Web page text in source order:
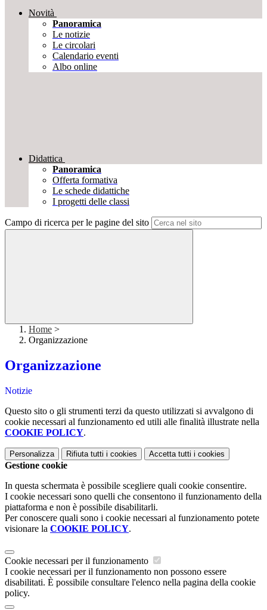
Novità
Panoramica
Le notizie
Le circolari
Calendario eventi
Albo online
Didattica
Panoramica
Offerta formativa
Le schede didattiche
I progetti delle classi
Campo di ricerca per le pagine del sito
Home >
Organizzazione
Organizzazione
Notizie
Questo sito o gli strumenti terzi da questo utilizzati si avvalgono di
cookie necessari al funzionamento ed utili alle finalità illustrate nella
COOKIE POLICY.
Personalizza Rifiuta tutti i cookies Accetta tutti i cookies
Gestione cookie
In questa schermata è possibile scegliere quali cookie consentire.
I cookie necessari sono quelli che consentono il funzionamento della
piattaforma e non è possibile disabilitarli.
Per conoscere quali sono i cookie necessari al funzionamento potete
visionare la COOKIE POLICY.
Cookie necessari per il funzionamento
I cookie necessari per il funzionamento non possono essere
disabilitati. È possibile consultare l'elenco nella pagina della cookie
policy.